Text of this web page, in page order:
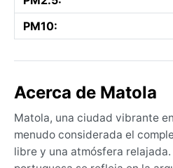
PM10:
Acerca de Matola
Matola, una ciudad vibrante
menudo considerada el
libre y una atmósfera